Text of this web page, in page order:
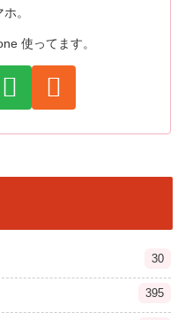
。
使ってます。
30
395